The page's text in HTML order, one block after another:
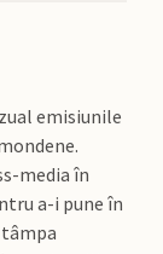
emisiunile
media în
a-i pune în